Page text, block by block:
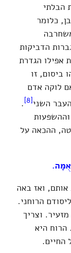
כלומר
הדביקות
הגדרת
זו
אדם
השני[8]
.
ההכאה על
ואז באה
הרוחני.
וצריך
היא